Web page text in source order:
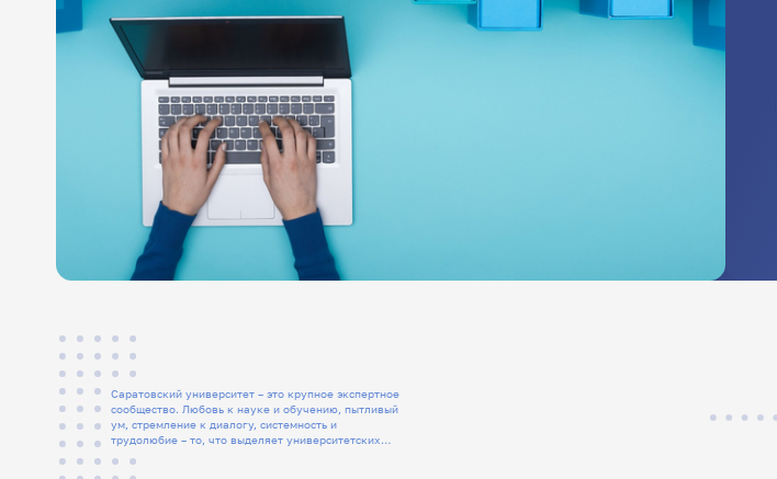
Саратовский университет – это крупное экспертное
сообщество. Любовь к науке и обучению, пытливый
ум, стремление к диалогу, системность и
трудолюбие – то, что выделяет университетских